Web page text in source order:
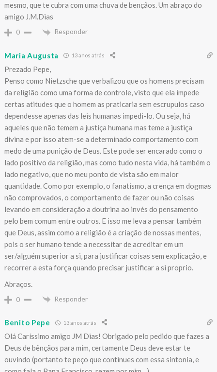
mesmo, que te cubra com uma chuva de bençãos. Um abraço do
amigo J.M.Dias
0 Responder
Maria Augusta 13 anos atrás
Prezado Pepe,
Penso como Nietzsche que verbalizou que os homens precisam
da religião como uma forma de controle, visto que ela impede
certas atitudes que o homem as praticaria sem escrupulos caso
dependesse apenas das leis humanas impedi-lo. Ou seja, há
aqueles que não temem a justiça humana mas teme a justiça
divina e por isso atem-se a determinado comportamento com
medo de uma punição de Deus. Este pode ser encarado como o
lado positivo da religião, mas como tudo nesta vida, há também o
lado negativo, que no meu ponto de vista são em maior
quantidade. Como por exemplo, o fanatismo, a crença em dogmas
não comprovados, o comportamento de fazer ou não coisas
levando em consideração a doutrina ao invés do pensamento
pelo bem comum entre outros. E isso me leva a pensar também
que Deus, assim como a religião é a criação de nossas mentes,
pois o ser humano tende a necessitar de acreditar em um
ser/alguém superior a si, para justificar coisas sem explicação, e
recorrer a esta força quando precisar justificar a si proprio.
Abraços.
0 Responder
Benito Pepe 13 anos atrás
Olá Caríssimo amigo JM Dias! Obrigado pelo pedido que fazes a
Deus de bênçãos para mim, certamente Deus deve estar te
ouvindo (portanto te peço que continues com essa sintonia, e